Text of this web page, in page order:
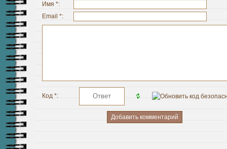
Имя *:
Email *:
Код *: